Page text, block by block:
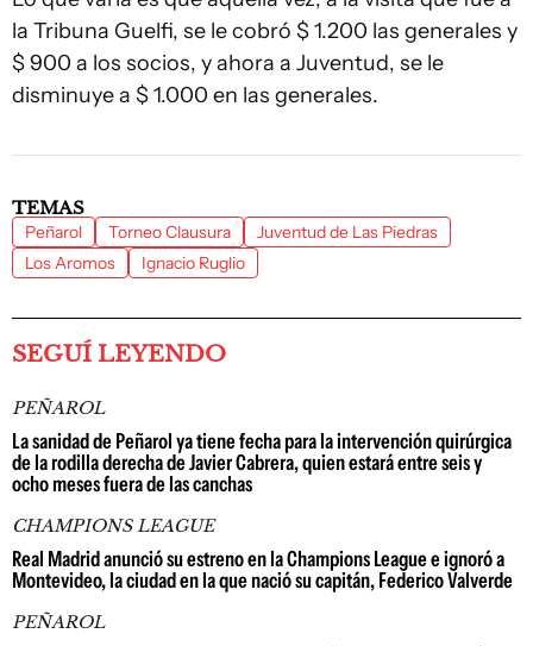
la Tribuna Guelfi, se le cobró $ 1.200 las generales y
$ 900 a los socios, y ahora a Juventud, se le
disminuye a $ 1.000 en las generales.
TEMAS
Peñarol Torneo Clausura
Juventud de Las Piedras
Los Aromos
Ignacio Ruglio
SEGUÍ LEYENDO
PEÑAROL
La sanidad de Peñarol ya tiene fecha para la intervención quirúrgica
de la rodilla derecha de Javier Cabrera, quien estará entre seis y
ocho meses fuera de las canchas
CHAMPIONS LEAGUE
Real Madrid anunció su estreno en la Champions League e ignoró a
Montevideo, la ciudad en la que nació su capitán, Federico Valverde
PEÑAROL